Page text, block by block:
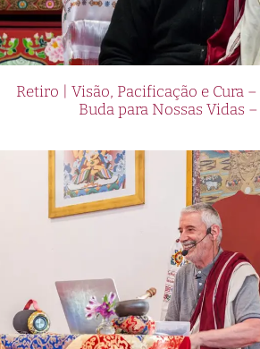
Retiro | Visão, Pacificação e Cura
Buda para Nossas Vidas